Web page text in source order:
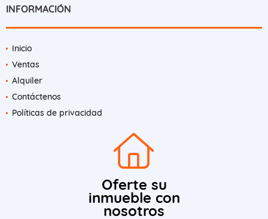
INFORMACIÓN
Inicio
Ventas
Alquiler
Contáctenos
Políticas de privacidad
Oferte su
inmueble con
nosotros